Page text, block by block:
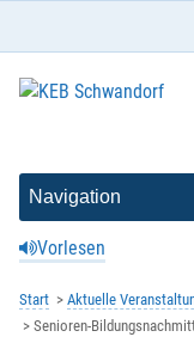
Vorlesen
Start
Aktuelle
Senioren-